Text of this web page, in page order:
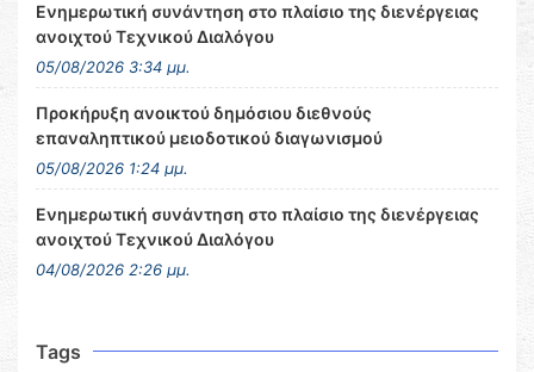
Ενημερωτική συνάντηση στο πλαίσιο της διενέργειας
ανοιχτού Τεχνικού Διαλόγου
05/08/2026 3:34 μμ.
Προκήρυξη ανοικτού δημόσιου διεθνούς
επαναληπτικού μειοδοτικού διαγωνισμού
05/08/2026 1:24 μμ.
Ενημερωτική συνάντηση στο πλαίσιο της διενέργειας
ανοιχτού Τεχνικού Διαλόγου
04/08/2026 2:26 μμ.
Tags